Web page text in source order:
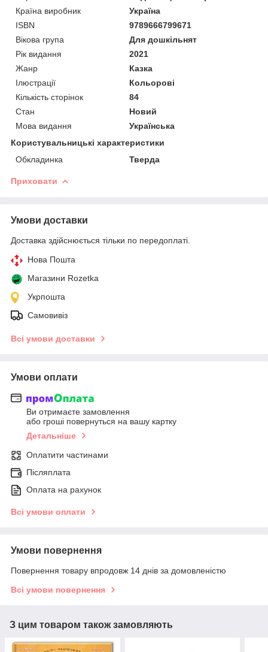
Країна виробник
Україна
ISBN
9789666799671
Вікова група
Для дошкільнят
Рік видання
2021
Жанр
Казка
Ілюстрації
Кольорові
Кількість сторінок
84
Стан
Новий
Мова видання
Українська
Користувальницькі характеристики
Обкладинка
Тверда
Приховати
Умови доставки
Доставка здійснюється тільки по передоплаті.
Нова Пошта
Магазини Rozetka
Укрпошта
Самовивіз
Всі умови доставки
Умови оплати
Ви отримаєте замовлення
або гроші повернуться на вашу картку
Детальніше
Оплатити частинами
Післяплата
Оплата на рахунок
Всі умови оплати
Умови повернення
Повернення товару впродовж 14 днів за домовленістю
Всі умови повернення
З цим товаром також замовляють